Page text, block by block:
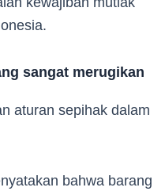
sangat merugikan
aturan sepihak dalam
bahwa barang